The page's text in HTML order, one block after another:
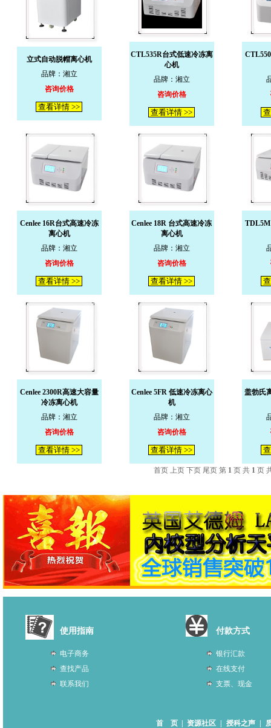
立式自动脱帽离心机
品牌：湘立
咨询价格
查看详情 >>
CTL535R台式低速冷冻离
心机
品牌：湘立
咨询价格
查看详情 >>
Cenlee 16R台式高速冷冻
离心机
品牌：湘立
咨询价格
查看详情 >>
Cenlee 18R 台式高速冷冻
离心机
品牌：湘立
咨询价格
查看详情 >>
TDL5M
Cenlee 2300R高速大容量
冷冻离心机
品牌：湘立
咨询价格
查看详情 >>
Cenlee 5FR 低速冷冻离心
机
品牌：湘立
咨询价格
查看详情 >>
盖勃氏
首页 上页 下页 尾页 第 1 页 共 1 页
使用指南
电子商务
查找产品
联系我们
付款方式
银行汇款
在线支付
支票、现金
首 页 资源社区 授科之声